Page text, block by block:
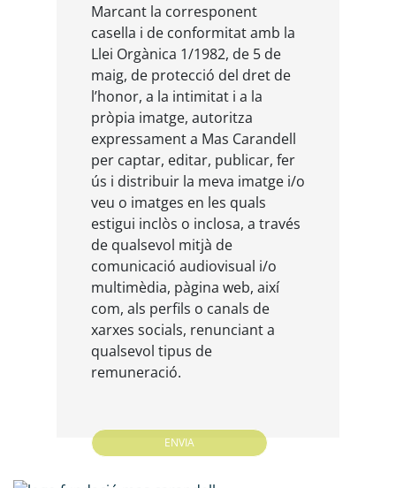
Marcant la corresponent
casella i de conformitat amb la
Llei Orgànica 1/1982, de 5 de
maig, de protecció del dret de
l’honor, a la intimitat i a la
pròpia imatge, autoritza
expressament a Mas Carandell
per captar, editar, publicar, fer
ús i distribuir la meva imatge i/o
veu o imatges en les quals
estigui inclòs o inclosa, a través
de qualsevol mitjà de
comunicació audiovisual i/o
multimèdia, pàgina web, així
com, als perfils o canals de
xarxes socials, renunciant a
qualsevol tipus de
remuneració.